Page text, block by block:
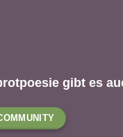
gibt es